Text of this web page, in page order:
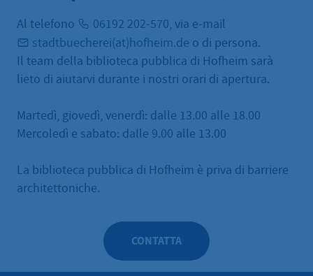
Al telefono 06192 202-570, via e-mail
stadtbuecherei(at)hofheim.de o di persona.
Il team della biblioteca pubblica di Hofheim sarà
lieto di aiutarvi durante i nostri orari di apertura.
Martedì, giovedì, venerdì: dalle 13.00 alle 18.00
Mercoledì e sabato: dalle 9.00 alle 13.00
La biblioteca pubblica di Hofheim è priva di barriere
architettoniche.
CONTATTA